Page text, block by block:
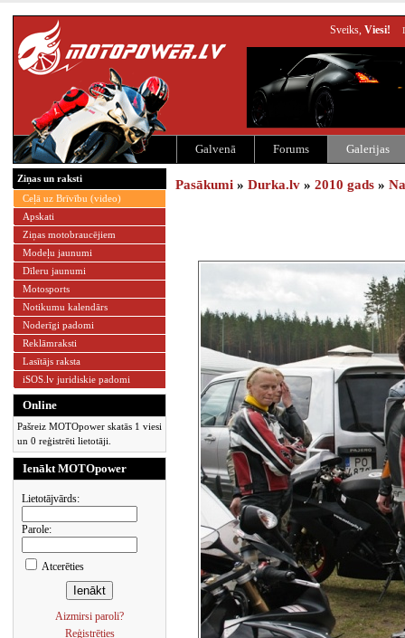
Sveiks, Viesi!
Galvenā Forums Galerijas
Ziņas un raksti
Ceļā uz Brīvību (video)
Apskati
Ziņas motobraucējiem
Modeļu jaunumi
Dīleru jaunumi
Motosports
Notikumu kalendārs
Noderīgi padomi
Reklāmraksti
Lasītājs raksta
iSOS.lv juridiskie padomi
Online
Pašreiz MOTOpower skatās 1 viesi
un 0 reģistrēti lietotāji.
Ienākt MOTOpower
Lietotājvārds:
Parole:
Atcerēties
Aizmirsi paroli?
Reģistrēties
Pasākumi » Durka.lv » 2010 gads »